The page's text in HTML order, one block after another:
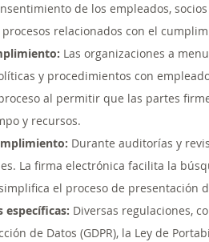
de los empleados,
relacionados con el
Las organizaciones a
y procedimientos con
al permitir que las partes
y recursos.
Durante auditorías y
La firma electrónica facilita la
el proceso de presentación
Diversas regulaciones,
de Datos (GDPR), la Ley de